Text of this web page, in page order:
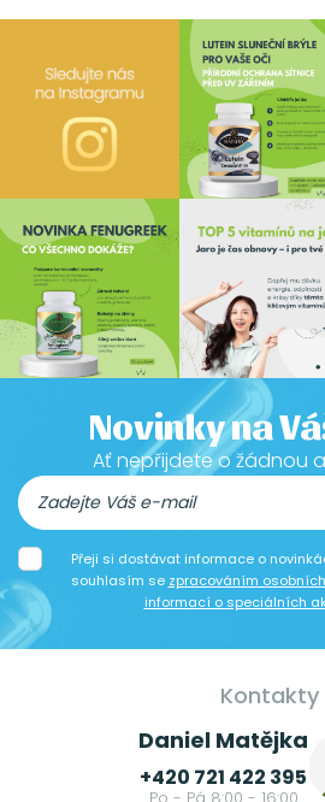
Novinky na
Ať nepřijdete o žádnou
Přeji si dostávat informace o
souhlasím se zpracováním
informací o speciálních
Kontakty
Daniel Matějka
+420 721 422 395